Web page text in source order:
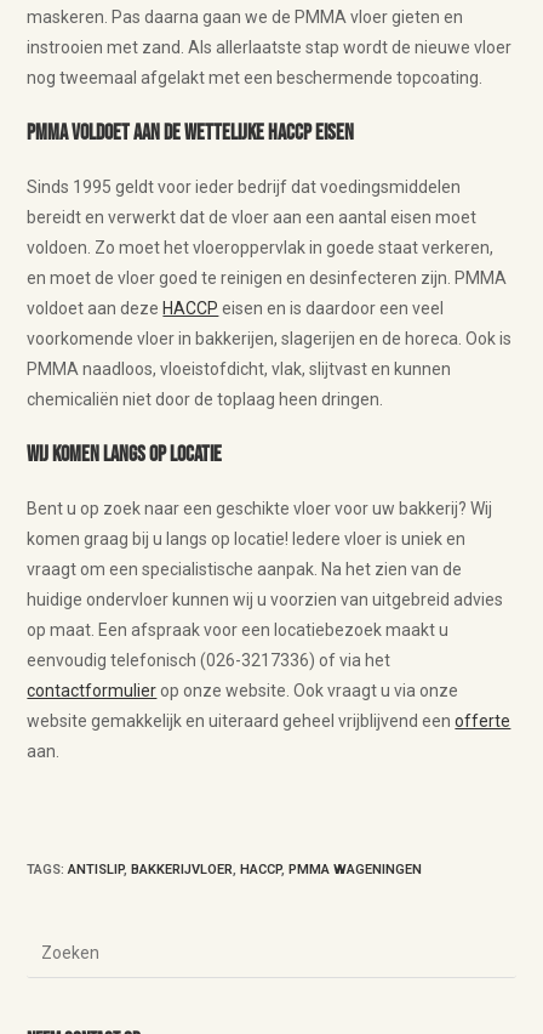
maskeren. Pas daarna gaan we de PMMA vloer gieten en
instrooien met zand. Als allerlaatste stap wordt de nieuwe vloer
nog tweemaal afgelakt met een beschermende topcoating.
PMMA voldoet aan de wettelijke HACCP eisen
Sinds 1995 geldt voor ieder bedrijf dat voedingsmiddelen
bereidt en verwerkt dat de vloer aan een aantal eisen moet
voldoen. Zo moet het vloeroppervlak in goede staat verkeren,
en moet de vloer goed te reinigen en desinfecteren zijn. PMMA
voldoet aan deze HACCP eisen en is daardoor een veel
voorkomende vloer in bakkerijen, slagerijen en de horeca. Ook is
PMMA naadloos, vloeistofdicht, vlak, slijtvast en kunnen
chemicaliën niet door de toplaag heen dringen.
Wij komen langs op locatie
Bent u op zoek naar een geschikte vloer voor uw bakkerij? Wij
komen graag bij u langs op locatie! Iedere vloer is uniek en
vraagt om een specialistische aanpak. Na het zien van de
huidige ondervloer kunnen wij u voorzien van uitgebreid advies
op maat. Een afspraak voor een locatiebezoek maakt u
eenvoudig telefonisch (026-3217336) of via het
contactformulierop onze website. Ook vraagt u via onze
website gemakkelijk en uiteraard geheel vrijblijvend eenofferte
aan.
TAGS:ANTISLIP, BAKKERIJVLOER, HACCP, PMMA WAGENINGEN